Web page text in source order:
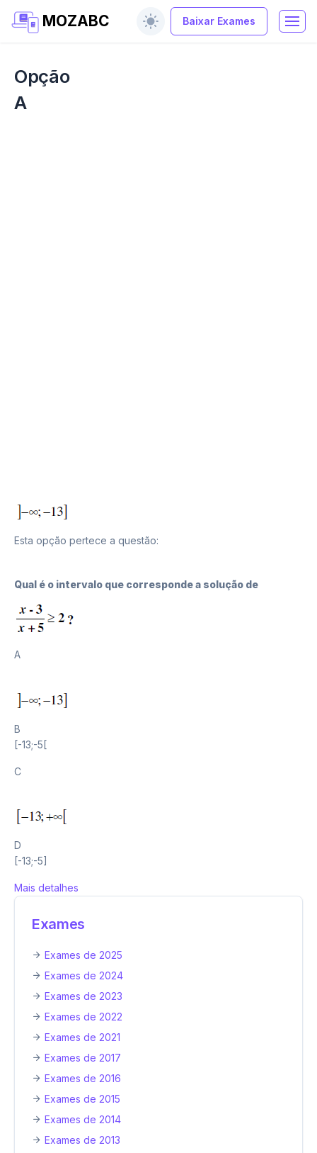
MOZABC Baixar Exames
Opção
A
Esta opção pertece a questão:
Qual é o intervalo que corresponde a solução de
A
B
[-13;-5[
C
D
[-13;-5]
Mais detalhes
Exames
Exames de 2025
Exames de 2024
Exames de 2023
Exames de 2022
Exames de 2021
Exames de 2017
Exames de 2016
Exames de 2015
Exames de 2014
Exames de 2013